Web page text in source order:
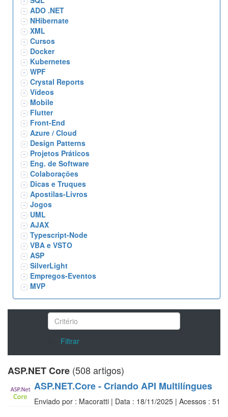
ADO .NET
NHibernate
XML
Cursos
Docker
Kubernetes
WPF
Crystal Reports
Vídeos
Mobile
Flutter
Front-End
Azure / Cloud
Design Patterns
Projetos Práticos
Eng. de Software
Colaborações
Dicas e Truques
Apostilas-Livros
Jogos
UML
AJAX
Typescript-Node
VBA e VSTO
ASP
SilverLight
Empregos-Eventos
MVP
Filtrar
ASP.NET Core (508 artigos)
ASP.NET.Core - Criando API Multilíngues
Enviado por : Macoratti | Data : 18/11/2025 | Acessos : 51